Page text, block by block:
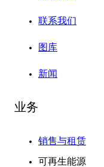
联系我们
图库
新闻
业务
销售与租赁
可再生能源